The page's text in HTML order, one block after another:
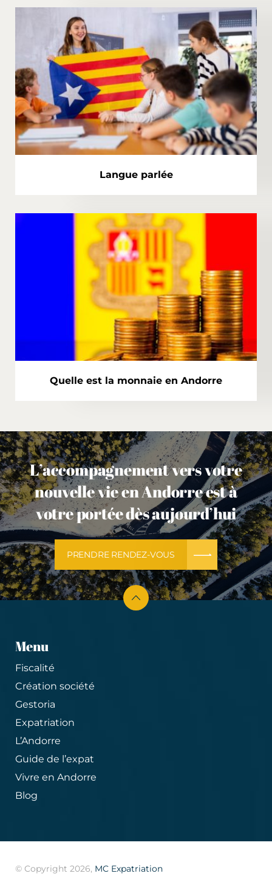
Langue parlée
Quelle est la monnaie en Andorre
L’accompagnement vers votre
nouvelle vie en Andorre est à
votre portée dès aujourd’hui
PRENDRE RENDEZ-VOUS
Menu
Fiscalité
Création société
Gestoria
Expatriation
L’Andorre
Guide de l’expat
Vivre en Andorre
Blog
© Copyright 2026, MC Expatriation